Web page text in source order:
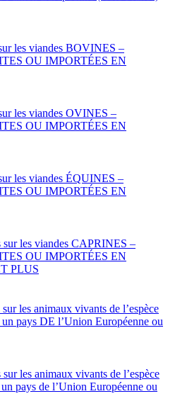
les viandes BOVINES –
OU IMPORTÉES EN
les viandes OVINES –
OU IMPORTÉES EN
les viandes ÉQUINES –
OU IMPORTÉES EN
sur les viandes CAPRINES –
OU IMPORTÉES EN
PLUS
les animaux vivants de l’espèce
pays DE l’Union Européenne ou
les animaux vivants de l’espèce
pays de l’Union Européenne ou